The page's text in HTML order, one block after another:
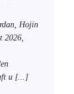
Hojin
2026,
u [...]